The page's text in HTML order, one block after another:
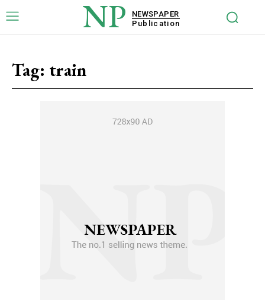
NP
NEWSPAPER
Publication
Tag: train